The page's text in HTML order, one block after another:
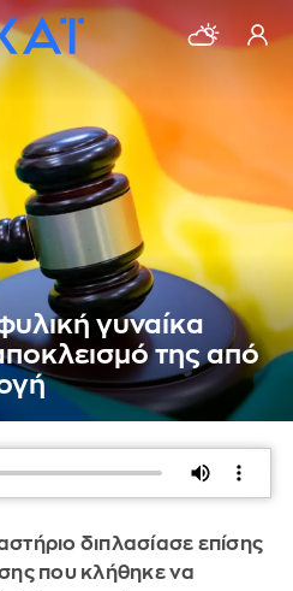
γυναίκα
της από
διπλασίασε επίσης
που κλήθηκε να